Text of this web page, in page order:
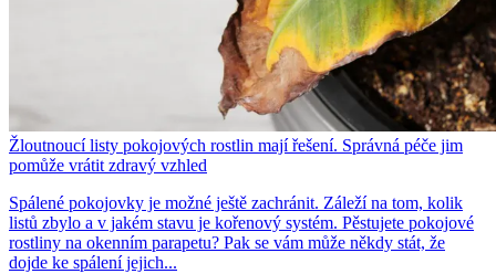
Žloutnoucí listy pokojových rostlin mají řešení. Správná péče jim
pomůže vrátit zdravý vzhled
Spálené pokojovky je možné ještě zachránit. Záleží na tom, kolik
listů zbylo a v jakém stavu je kořenový systém. Pěstujete pokojové
rostliny na okenním parapetu? Pak se vám může někdy stát, že
dojde ke spálení jejich...